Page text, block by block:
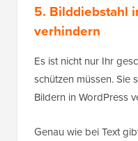
5. Bilddiebstahl
verhindern
Es ist nicht nur Ihr
schützen müssen. Sie
Bildern in WordPress
Genau wie bei Text